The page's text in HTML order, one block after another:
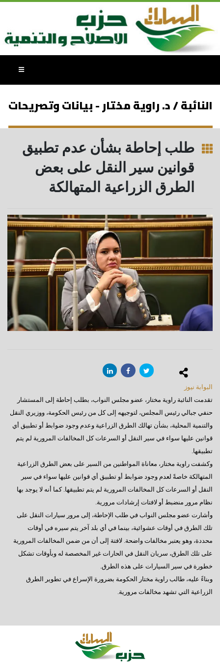
النائبة / د. راوية مختار - بيانات وتصريحات
طلب إحاطة بشأن عدم تطبيق
قوانين سير النقل على بعض
الطرق الزراعية المتهالكة
البوابة نيوز
تقدمت النائبة راوية مختار، عضو مجلس النواب، بطلب إحاطة إلى المستشار
حنفي جبالي رئيس المجلس، لتوجيهه إلى كل من رئيس الحكومة، ووزيري النقل
والتنمية المحلية، بشأن تهالك الطرق الزراعية وعدم وجود ضوابط أو تطبيق أي
قوانين عليها سواء في سير النقل أو السرعات كل المخالفات المرورية لم يتم
تطبيقها.
وكشفت راوية مختار، معاناة المواطنين من السير على بعض الطرق الزراعية
المتهالكة خاصةً لعدم وجود ضوابط أو تطبيق أي قوانين عليها سواء في سير
النقل أو السرعات كل المخالفات المرورية لم يتم تطبيقها. كما أنه لا يوجد بها
نظام مرور منضبط أو لافتات إرشادات مرورية.
وأشارت عضو مجلس النواب في طلب الإحاطة، إلى مرور سيارات النقل على
تلك الطرق في أوقات عشوائية، بينما في أي بلد آخر يتم سيره في أوقات
محددة، وهو يعتبر مخالفات واضحة. لافتة إلى أن من ضمن المخالفات المرورية
على تلك الطرق، سريان النقل في الحارات غير المخصصة له وبأوقات تشكل
خطورة في سير السيارات على هذه الطرق.
وبناءً عليه، طالب راوية مختار الحكومة بضرورة الإسراع في تطوير الطرق
الزراعية التي تشهد مخالفات مرورية.